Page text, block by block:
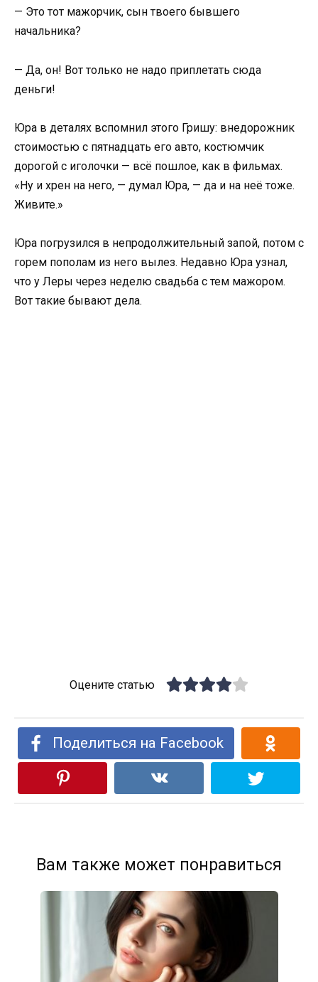
— Это тот мажорчик, сын твоего бывшего
начальника?
— Да, он! Вот только не надо приплетать сюда
деньги!
Юра в деталях вспомнил этого Гришу: внедорожник
стоимостью с пятнадцать его авто, костюмчик
дорогой с иголочки — всё пошлое, как в фильмах.
«Ну и хрен на него, — думал Юра, — да и на неё тоже.
Живите.»
Юра погрузился в непродолжительный запой, потом с
горем пополам из него вылез. Недавно Юра узнал,
что у Леры через неделю свадьба с тем мажором.
Вот такие бывают дела.
Оцените статью
Поделиться на Facebook
Вам также может понравиться